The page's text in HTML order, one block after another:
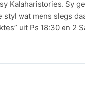
Kalaharistories. Sy
wat mens slegs
uit Ps 18:30 en 2